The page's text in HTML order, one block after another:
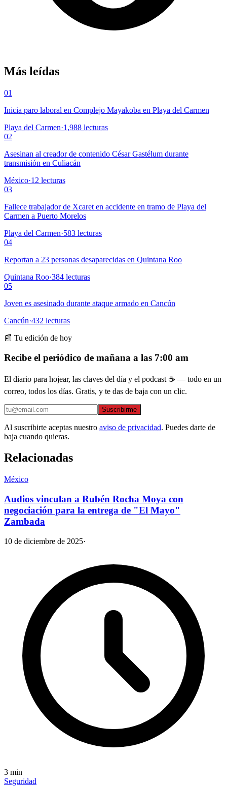
Más leídas
01
Inicia paro laboral en Complejo Mayakoba en Playa del Carmen
Playa del Carmen·1,988 lecturas
02
Asesinan al creador de contenido César Gastélum durante
transmisión en Culiacán
México·12 lecturas
03
Fallece trabajador de Xcaret en accidente en tramo de Playa del
Carmen a Puerto Morelos
Playa del Carmen·583 lecturas
04
Reportan a 23 personas desaparecidas en Quintana Roo
Quintana Roo·384 lecturas
05
Joven es asesinado durante ataque armado en Cancún
Cancún·432 lecturas
📰 Tu edición de hoy
Recibe el periódico de mañana a las 7:00 am
El diario para hojear, las claves del día y el podcast ☕ — todo en un
correo, todos los días. Gratis, y te das de baja con un clic.
Suscribirme
Al suscribirte aceptas nuestro aviso de privacidad. Puedes darte de
baja cuando quieras.
Relacionadas
México
Audios vinculan a Rubén Rocha Moya con
negociación para la entrega de "El Mayo"
Zambada
10 de diciembre de 2025·
3 min
Seguridad